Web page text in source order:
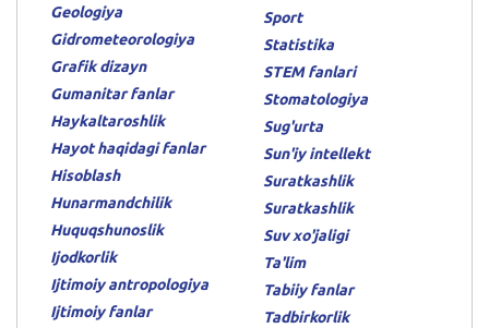
Geologiya
Gidrometeorologiya
Grafik dizayn
Gumanitar fanlar
Haykaltaroshlik
Hayot haqidagi fanlar
Hisoblash
Hunarmandchilik
Huquqshunoslik
Ijodkorlik
Ijtimoiy antropologiya
Ijtimoiy fanlar
Sport
Statistika
STEM fanlari
Stomatologiya
Sug'urta
Sun'iy intellekt
Suratkashlik
Suratkashlik
Suv xo'jaligi
Ta'lim
Tabiiy fanlar
Tadbirkorlik